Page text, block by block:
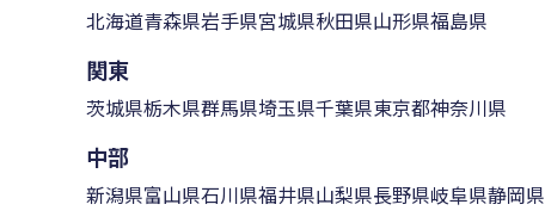
北海道青森県岩手県宮城県秋田県山形県福島県
関東
茨城県栃木県群馬県埼玉県千葉県東京都神奈川県
中部
新潟県富山県石川県福井県山梨県長野県岐阜県静岡県